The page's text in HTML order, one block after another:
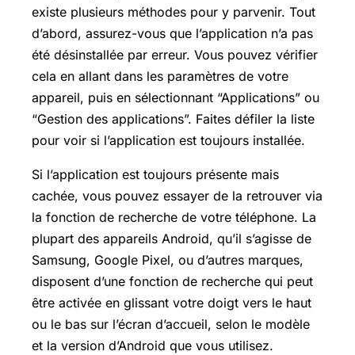
existe plusieurs méthodes pour y parvenir. Tout
d’abord, assurez-vous que l’application n’a pas
été désinstallée par erreur. Vous pouvez vérifier
cela en allant dans les paramètres de votre
appareil, puis en sélectionnant “Applications” ou
“Gestion des applications”. Faites défiler la liste
pour voir si l’application est toujours installée.
Si l’application est toujours présente mais
cachée, vous pouvez essayer de la retrouver via
la fonction de recherche de votre téléphone. La
plupart des appareils Android, qu’il s’agisse de
Samsung, Google Pixel, ou d’autres marques,
disposent d’une fonction de recherche qui peut
être activée en glissant votre doigt vers le haut
ou le bas sur l’écran d’accueil, selon le modèle
et la version d’Android que vous utilisez.